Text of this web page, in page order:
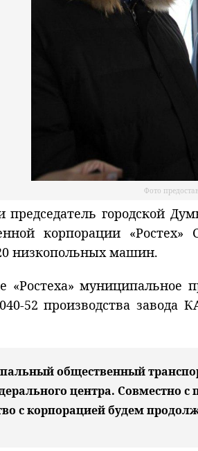
Фото
городской
корпорации
низкопольных машин.
муниципальное
52 производства
общественный
центра. Совместно
с корпорацией будем